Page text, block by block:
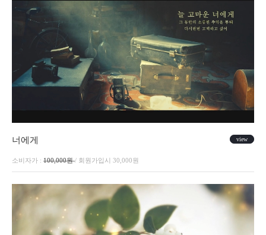
view
너에게
소비자가 : 100,000원/ 회원가입시 30,000원